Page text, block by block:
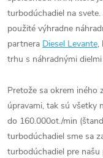
turbodúchadiel na
použité výhradne
partnera Diesel Levante,
trhu s náhradnými
Pretože sa okrem iného
úpravami, tak sú všetky
do 160.000ot./min
turbodúchadiel sme sa
turbodúchadiel pre